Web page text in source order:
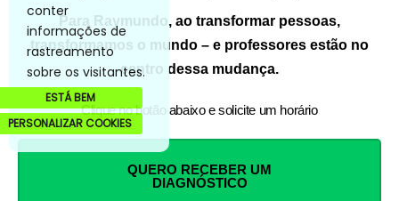
Para Raymundo, ao transformar pessoas,
transformamos o mundo – e professores estão no
centro dessa mudança.
Clique no botão abaixo e solicite um horário
QUERO RECEBER UM
DIAGNÓSTICO
conter
informações de
rastreamento
sobre os visitantes.
ESTÁ BEM
PERSONALIZAR COOKIES